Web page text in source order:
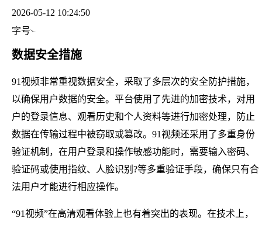
2026-05-12 10:24:50
字号
数据安全措施
91视频非常重视数据安全，采取了多层次的安全防护措施，
以确保用户数据的安全。平台使用了先进的加密技术，对用
户的登录信息、观看历史和个人资料等进行加密处理，防止
数据在传输过程中被窃取或篡改。91视频还采用了多重身份
验证机制，在用户登录和操作敏感功能时，需要输入密码、
验证码或使用指纹、人脸识别?等多重验证手段，确保只有合
法用户才能进行相应操作。
“91视频”在高清观看体验上也有着突出的表现。在技术上，